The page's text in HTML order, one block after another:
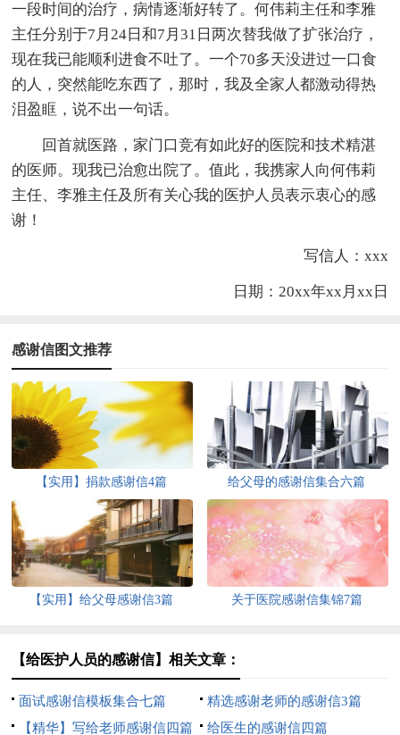
一段时间的治疗，病情逐渐好转了。何伟莉主任和李雅
主任分别于7月24日和7月31日两次替我做了扩张治疗，
现在我已能顺利进食不吐了。一个70多天没进过一口食
的人，突然能吃东西了，那时，我及全家人都激动得热
泪盈眶，说不出一句话。
回首就医路，家门口竞有如此好的医院和技术精湛
的医师。现我已治愈出院了。值此，我携家人向何伟莉
主任、李雅主任及所有关心我的医护人员表示衷心的感
谢！
写信人：xxx
日期：20xx年xx月xx日
感谢信图文推荐
【实用】捐款感谢信4篇 给父母的感谢信集合六篇
【实用】给父母感谢信3篇 关于医院感谢信集锦7篇
【给医护人员的感谢信】相关文章：
面试感谢信模板集合七篇
精选感谢老师的感谢信3篇
【精华】写给老师感谢信四篇
给医生的感谢信四篇